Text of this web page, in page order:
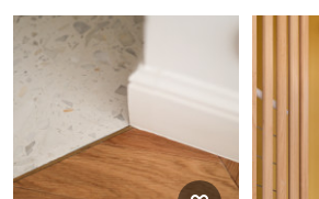
Mittelgroßes Stilmix Foyer
mit schwarzer Wandfarbe,
Terrazzo-Boden und weißem
Boden
mit
weißer
Boden in